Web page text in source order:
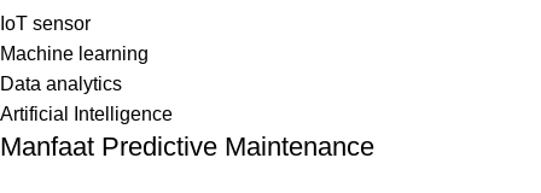
IoT sensor
Machine learning
Data analytics
Artificial Intelligence
Manfaat Predictive Maintenance